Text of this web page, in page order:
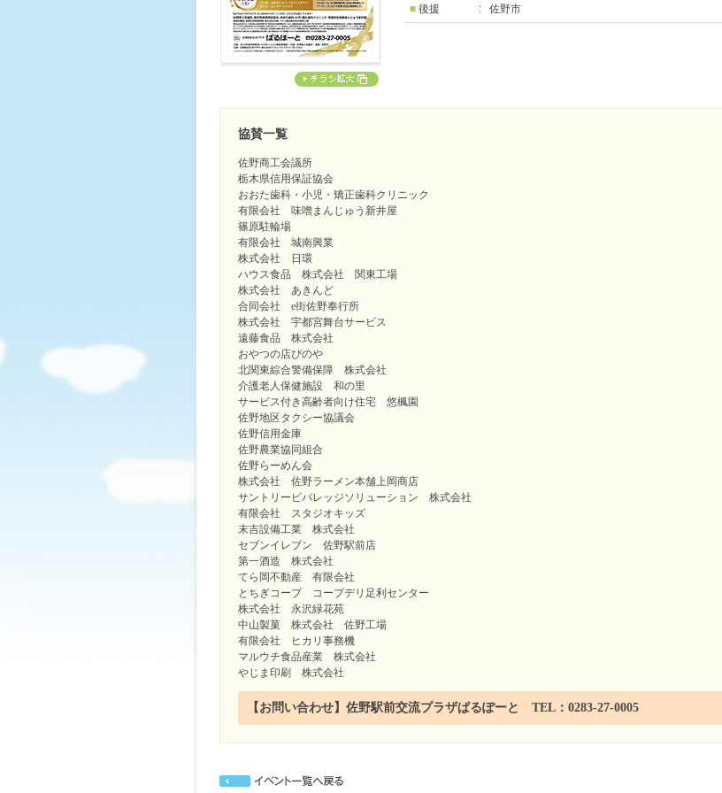
■ 後援 佐野市
協賛一覧
佐野商工会議所
栃木県信用保証協会
おおた歯科・小児・矯正歯科クリニック
有限会社 味噌まんじゅう新井屋
篠原駐輪場
有限会社 城南興業
株式会社 日環
ハウス食品 株式会社 関東工場
株式会社 あきんど
合同会社 e街佐野奉行所
株式会社 宇都宮舞台サービス
遠藤食品 株式会社
おやつの店ぴのや
北関東綜合警備保障 株式会社
介護老人保健施設 和の里
サービス付き高齢者向け住宅 悠楓園
佐野地区タクシー協議会
佐野信用金庫
佐野農業協同組合
佐野らーめん会
株式会社 佐野ラーメン本舗上岡商店
サントリービバレッジソリューション 株式会社
有限会社 スタジオキッズ
末吉設備工業 株式会社
セブンイレブン 佐野駅前店
第一酒造 株式会社
てら岡不動産 有限会社
とちぎコープ コープデリ足利センター
株式会社 永沢緑花苑
中山製菓 株式会社 佐野工場
有限会社 ヒカリ事務機
マルウチ食品産業 株式会社
やじま印刷 株式会社
【お問い合わせ】佐野駅前交流プラザぱるぽーと TEL：0283-27-0005